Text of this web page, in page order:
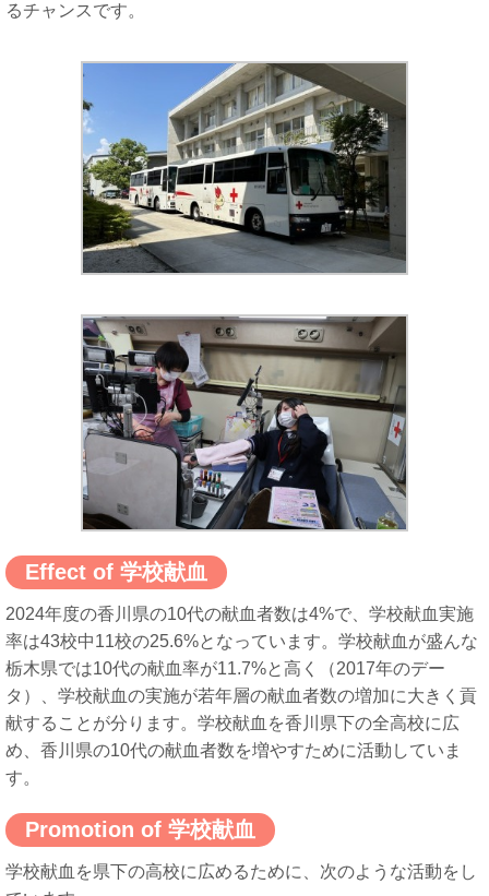
るチャンスです。
Effect of 学校献血
2024年度の香川県の10代の献血者数は4%で、学校献血実施
率は43校中11校の25.6%となっています。学校献血が盛んな
栃木県では10代の献血率が11.7%と高く（2017年のデー
タ）、学校献血の実施が若年層の献血者数の増加に大きく貢
献することが分ります。学校献血を香川県下の全高校に広
め、香川県の10代の献血者数を増やすために活動していま
す。
Promotion of 学校献血
学校献血を県下の高校に広めるために、次のような活動をし